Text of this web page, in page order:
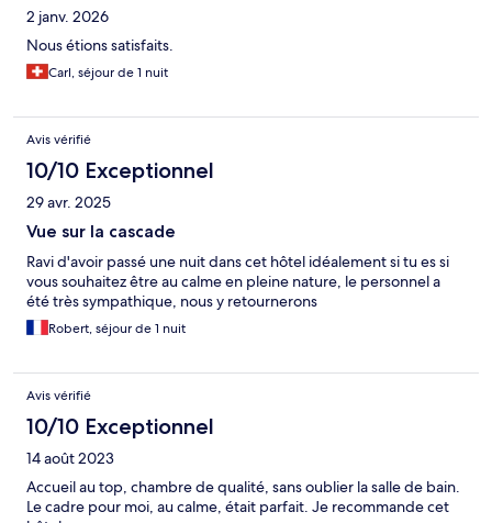
2 janv. 2026
Nous étions satisfaits.
Carl, séjour de 1 nuit
Avis vérifié
10/10 Exceptionnel
29 avr. 2025
Vue sur la cascade
Ravi d'avoir passé une nuit dans cet hôtel idéalement si tu es si
vous souhaitez être au calme en pleine nature, le personnel a
été très sympathique, nous y retournerons
Robert, séjour de 1 nuit
Avis vérifié
10/10 Exceptionnel
14 août 2023
Accueil au top, chambre de qualité, sans oublier la salle de bain.
Le cadre pour moi, au calme, était parfait. Je recommande cet